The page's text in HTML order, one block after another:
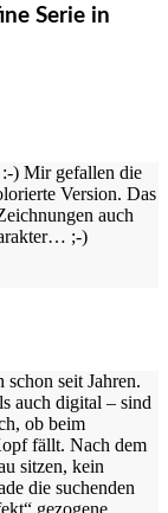
Serie in
) Mir gefallen die
Version. Das
auch
;-)
seit Jahren.
auch digital – sind
ob beim
fällt. Nach dem
sitzen, kein
die suchenden